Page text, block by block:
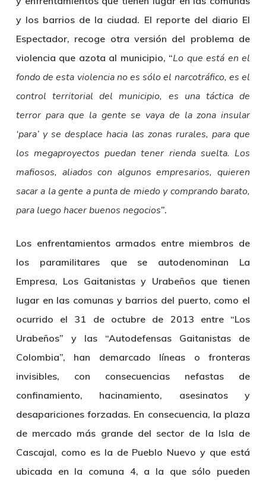
y los barrios de la ciudad. El reporte del diario El
Espectador, recoge otra versión del problema de
violencia que azota al municipio, “Lo que está en el
fondo de esta violencia no es sólo el narcotráfico, es el
control territorial del municipio, es una táctica de
terror para que la gente se vaya de la zona insular
‘para’ y se desplace hacia las zonas rurales, para que
los megaproyectos puedan tener rienda suelta. Los
mafiosos, aliados con algunos empresarios, quieren
sacar a la gente a punta de miedo y comprando barato,
para luego hacer buenos negocios”.
Los enfrentamientos armados entre miembros de
los paramilitares que se autodenominan La
Empresa, Los Gaitanistas y Urabeños que tienen
lugar en las comunas y barrios del puerto, como el
ocurrido el 31 de octubre de 2013 entre “Los
Urabeños” y las “Autodefensas Gaitanistas de
Colombia”, han demarcado líneas o fronteras
invisibles, con consecuencias nefastas de
confinamiento, hacinamiento, asesinatos y
desapariciones forzadas. En consecuencia, la plaza
de mercado más grande del sector de la Isla de
Cascajal, como es la de Pueblo Nuevo y que está
ubicada en la comuna 4, a la que sólo pueden